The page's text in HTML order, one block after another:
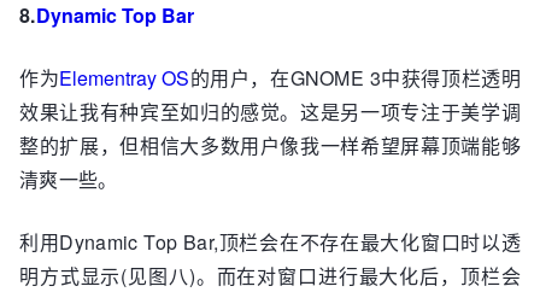
8.Dynamic Top Bar
作为Elementray OS的用户，在GNOME 3中获得顶栏透明
效果让我有种宾至如归的感觉。这是另一项专注于美学调
整的扩展，但相信大多数用户像我一样希望屏幕顶端能够
清爽一些。
利用Dynamic Top Bar,顶栏会在不存在最大化窗口时以透
明方式显示(见图八)。而在对窗口进行最大化后，顶栏会